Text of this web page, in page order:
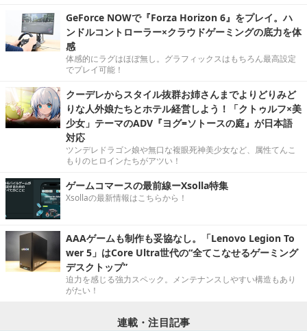
GeForce NOWで『Forza Horizon 6』をプレイ。ハ
ンドルコントローラー×クラウドゲーミングの底力を体
感
体感的にラグはほぼ無し。グラフィックスはもちろん最高設定
でプレイ可能！
クーデレからスタイル抜群お姉さんまでよりどりみど
りな人外娘たちとホテル経営しよう！「クトゥルフ×美
少女」テーマのADV『ヨグ=ソトースの庭』が日本語
対応
ツンデレドラゴン娘や無口な複眼死神美少女など、属性てんこ
もりのヒロインたちがアツい！
ゲームコマースの最前線ーXsolla特集
Xsollaの最新情報はこちらから！
AAAゲームも制作も妥協なし。「Lenovo Legion To
wer 5」はCore Ultra世代の“全てこなせるゲーミング
デスクトップ”
迫力を感じる強力スペック。メンテナンスしやすい構造もあり
がたい！
連載・注目記事